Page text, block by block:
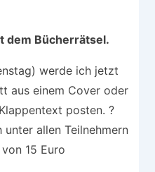
dem Bücherrätsel.
werde ich jetzt
aus einem Cover oder
posten. ?
allen Teilnehmern
15 Euro